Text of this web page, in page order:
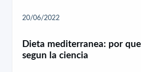
20/06/2022
Dieta mediterranea: por
segun la ciencia